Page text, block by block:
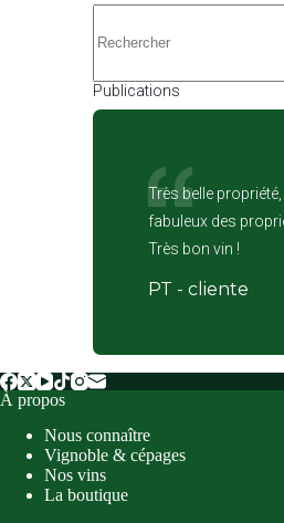
résultat
Publications
Très belle propriété,
fabuleux des
Très bon vin !
PT - cliente
À propos
Nous connaître
Vignoble & cépages
Nos vins
La boutique